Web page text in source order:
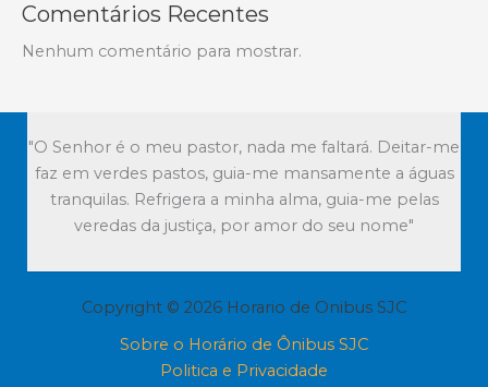
Comentários Recentes
Nenhum comentário para mostrar.
"O Senhor é o meu pastor, nada me faltará. Deitar-me
faz em verdes pastos, guia-me mansamente a águas
tranquilas. Refrigera a minha alma, guia-me pelas
veredas da justiça, por amor do seu nome"
Copyright © 2026 Horario de Onibus SJC
Sobre o Horário de Ônibus SJC
Politica e Privacidade